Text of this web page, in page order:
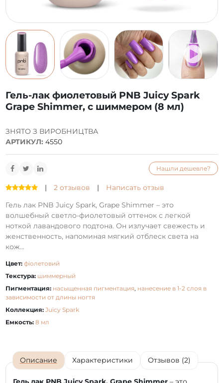
Гель-лак фиолетовый PNB Juicy Spark
Grape Shimmer, с шиммером (8 мл)
| 2 отзывов |
Написать отзыв
Гель лак PNB Juicy Spark, Grape Shimmer – это
волшебный светло-фиолетовый оттенок с легкой
ноткой лавандового подтона. Он излучает свежесть и
женственность, напоминая мягкий отблеск света на
кож...
Цвет: фіолетовий
Текстура: шиммерный
Пигментация: насыщенная пигментация, нанесение в 1-2 слоя в
зависимости от длины ногтя
Коллекция: Juicy Spark
Емкость: 8 мл
ЗНЯТО З ВИРОБНИЦТВА
АРТИКУЛ: 4550
Нашли дешевле?
Описание Характеристики Отзывов (2)